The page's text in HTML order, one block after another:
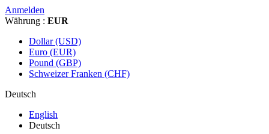
Anmelden
Währung : EUR
Dollar (USD)
Euro (EUR)
Pound (GBP)
Schweizer Franken (CHF)
Deutsch
English
Deutsch